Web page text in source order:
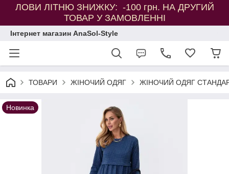
ЛОВИ ЛІТНЮ ЗНИЖКУ: -100 грн. НА ДРУГИЙ
ТОВАР У ЗАМОВЛЕННІ
Інтернет магазин AnaSol-Style
ТОВАРИ ЖІНОЧИЙ ОДЯГ ЖІНОЧИЙ ОДЯГ
Новинка